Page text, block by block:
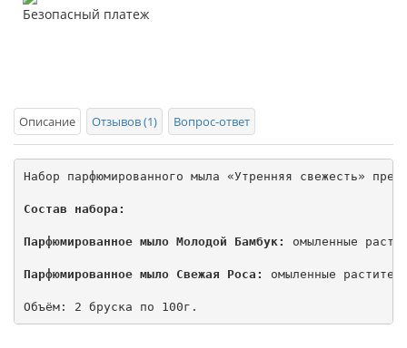
Безопасный платеж
Описание Отзывов (1) Вопрос-ответ
Набор парфюмированного мыла «Утренняя свежесть»
Состав набора:
Парфюмированное мыло Молодой Бамбук: омыленные
Парфюмированное мыло Свежая Роса: омыленные
Объём: 2 бруска по 100г.